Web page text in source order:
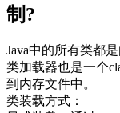
制?
Java中的所有类都
类加载器也是一个
到内存文件中。
类装载方式：